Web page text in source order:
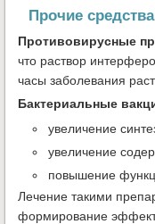
Прочие
Противовирусные
что раствор
часы заболевания
Бактериальные
увеличение
увеличение
повышение
Лечение такими
формирование